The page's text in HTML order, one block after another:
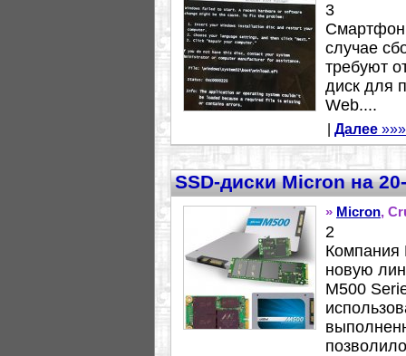
3
случае
требуют
диск для
Web....
Далее »»»
SSD-диски Micron на
» Micron,
2
Компания
новую
M500